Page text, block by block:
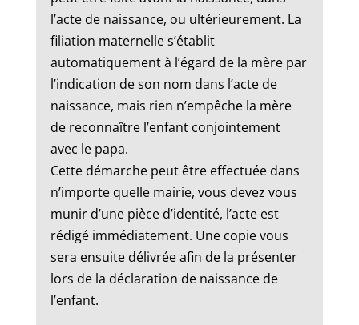
l’acte de naissance, ou ultérieurement. La
filiation maternelle s’établit
automatiquement à l’égard de la mère par
l’indication de son nom dans l’acte de
naissance, mais rien n’empêche la mère
de reconnaître l’enfant conjointement
avec le papa.
Cette démarche peut être effectuée dans
n’importe quelle mairie, vous devez vous
munir d’une pièce d’identité, l’acte est
rédigé immédiatement. Une copie vous
sera ensuite délivrée afin de la présenter
lors de la déclaration de naissance de
l’enfant.